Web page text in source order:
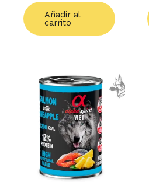
Añadir al
carrito